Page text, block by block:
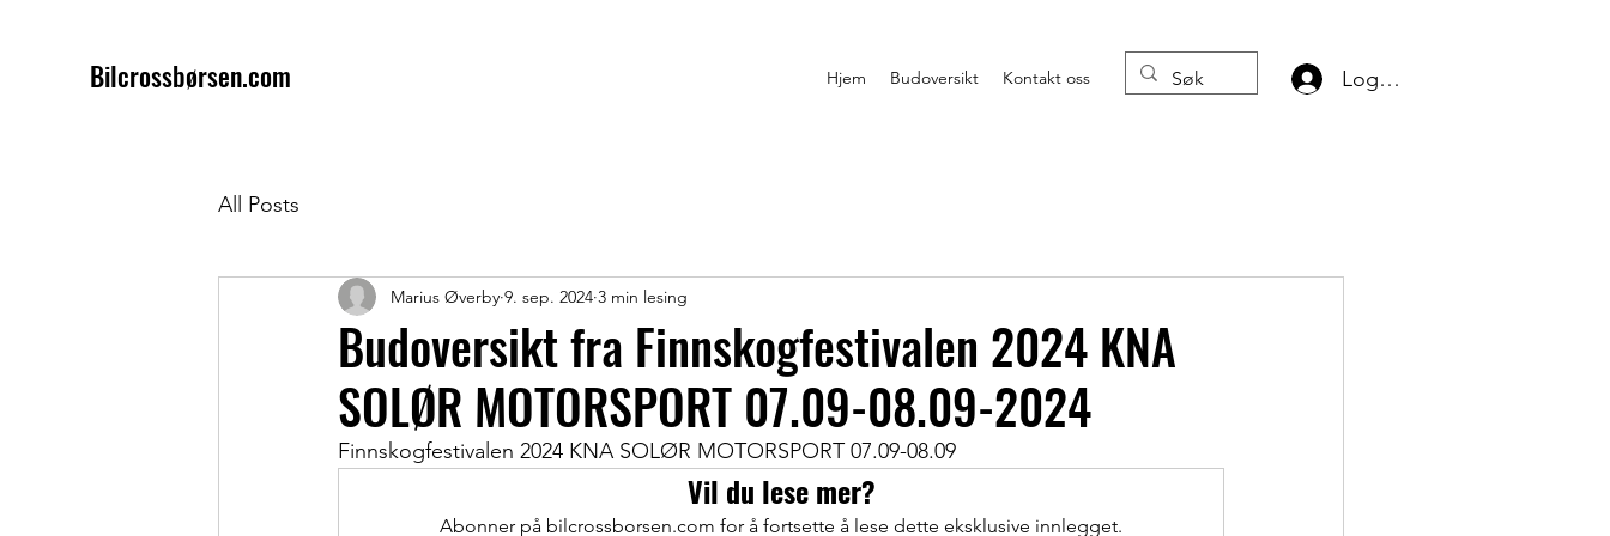
Bilcrossbørsen.com Hjem Budoversikt Kontakt oss Logg inn
All Posts
Budoversikt fra Finnskogfestivalen 2024 KNA
SOLØR MOTORSPORT 07.09-08.09-2024
Marius Øverby 9. sep. 2024 3 min lesing
Finnskogfestivalen 2024 KNA SOLØR MOTORSPORT 07.09-08.09
Vil du lese mer?
Abonner på bilcrossborsen.com for å fortsette å lese dette eksklusive innlegget.